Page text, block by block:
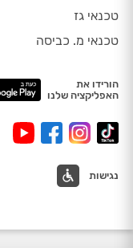
טכנאי גז
טכנאי מ. כביסה
הורידו את
האפליקציה שלנו
נגישות